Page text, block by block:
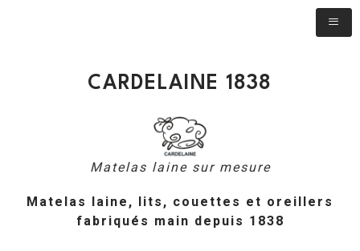
CARDELAINE 1838
Matelas laine sur mesure
Matelas laine, lits, couettes et oreillers
fabriqués main depuis 1838